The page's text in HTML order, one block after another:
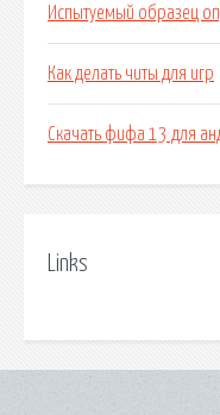
Испытуемый образец
Как делать читы для игр
Скачать фифа 13 для
Links